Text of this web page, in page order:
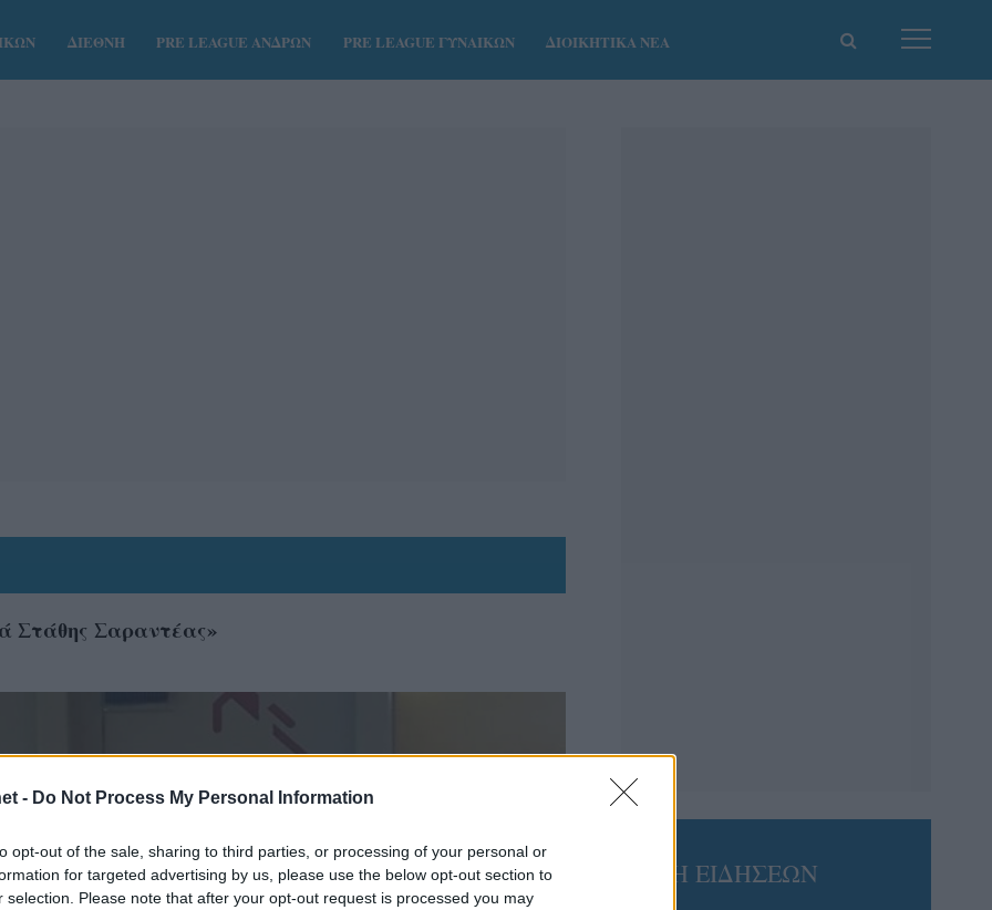
- Do Not Process My Personal Information
opt-out of the sale, sharing to third parties, or processing of your personal or
for targeted advertising by us, please use the below opt-out section to
selection. Please note that after your opt-out request is processed you may
ΔΙΕΘΝΗ PRE LEAGUE ΑΝΔΡΩΝ PRE LEAGUE ΓΥΝΑΙΚΩΝ ΔΙΟΙΚΗΤΙΚΑ ΝΕΑ
Στάθης Σαραντέας»
ΡΟΗ ΕΙΔΗΣΕΩΝ